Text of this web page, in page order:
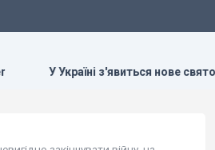
нове свято: що будуть відзначати 8